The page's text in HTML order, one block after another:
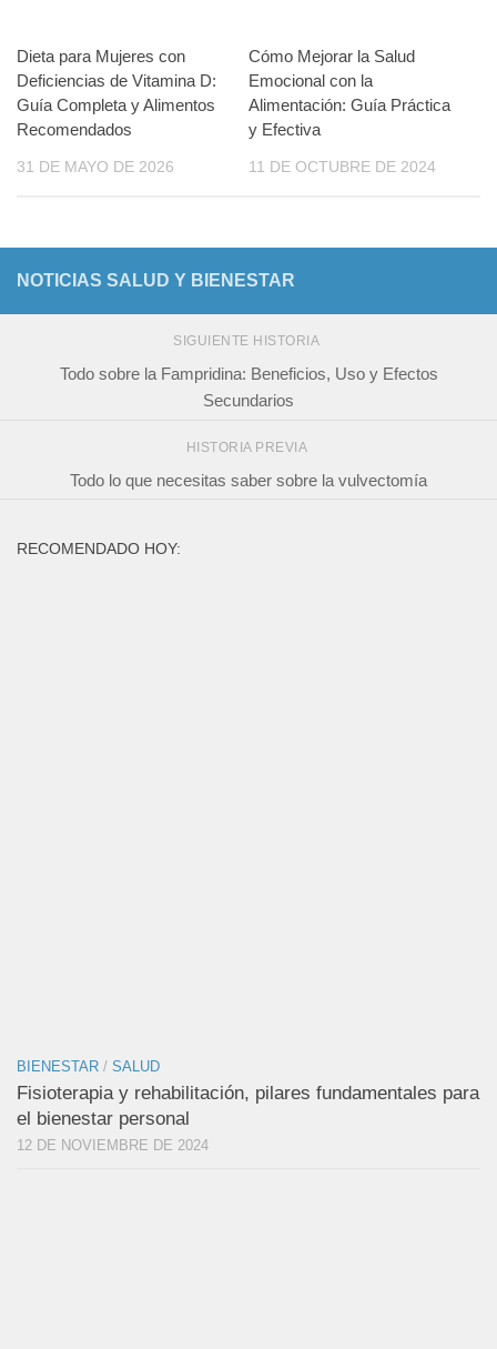
Dieta para Mujeres con
Deficiencias de Vitamina D:
Guía Completa y Alimentos
Recomendados
31 DE MAYO DE 2026
Cómo Mejorar la Salud
Emocional con la
Alimentación: Guía Práctica
y Efectiva
11 DE OCTUBRE DE 2024
NOTICIAS SALUD Y BIENESTAR
SIGUIENTE HISTORIA
Todo sobre la Fampridina: Beneficios, Uso y Efectos
Secundarios
HISTORIA PREVIA
Todo lo que necesitas saber sobre la vulvectomía
RECOMENDADO HOY:
BIENESTAR / SALUD
Fisioterapia y rehabilitación, pilares fundamentales para
el bienestar personal
12 DE NOVIEMBRE DE 2024